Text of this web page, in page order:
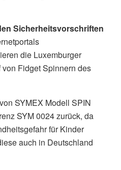
Sicherheitsvorschriften
die Luxemburger
Fidget Spinnern des
SYMEX Modell SPIN
SYM 0024 zurück, da
für Kinder
auch in Deutschland